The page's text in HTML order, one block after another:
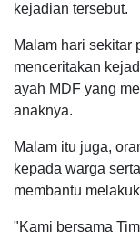
kejadian tersebut.
Malam hari sekitar
menceritakan
ayah MDF yang
anaknya.
Malam itu juga,
kepada warga
membantu
"Kami bersama